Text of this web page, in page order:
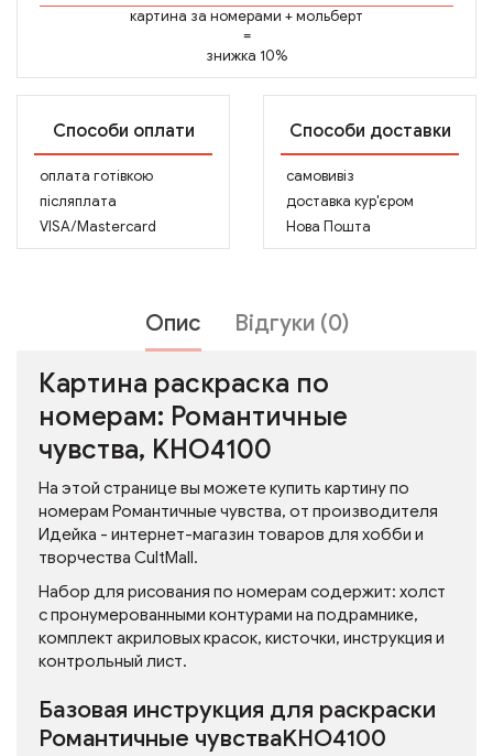
картина за номерами +мольберт
=
знижка 10%
Способи оплати
оплата готівкою
післяплата
VISA/Mastercard
Способи доставки
самовивіз
доставка кур'єром
Нова Пошта
Опис Відгуки (0)
Картина раскраска по
номерам: Романтичные
чувства, KHO4100
На этой странице вы можете купить картину по
номерам Романтичные чувства, от производителя
Идейка - интернет-магазин товаров для хобби и
творчества CultMall.
Набор для рисования по номерам содержит: холст
с пронумерованными контурами на подрамнике,
комплект акриловых красок, кисточки, инструкция и
контрольный лист.
Базовая инструкция для раскраски
Романтичные чувстваKHO4100